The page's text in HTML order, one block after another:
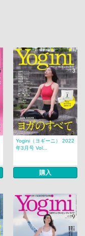
Yogini（ヨギーニ） 2022
年3月号 Vol...
購入